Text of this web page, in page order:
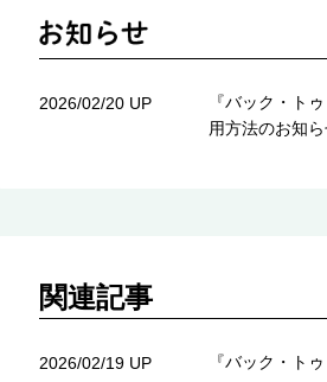
2026/02/20 UP
『バック・ト
用方法のお知
関連記事
2026/02/19 UP 『バック・ト